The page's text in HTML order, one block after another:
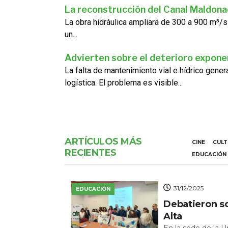
La reconstrucción del Canal
La obra hidráulica ampliará de 300 a 900
un...
Advierten sobre el deterioro
La falta de mantenimiento vial e hídrico
logística. El problema es visible...
ARTÍCULOS MÁS
RECIENTES
CINE
EDUCACIÓN
EDUCACIÓN 31/12/2025
Debatieron
Alta